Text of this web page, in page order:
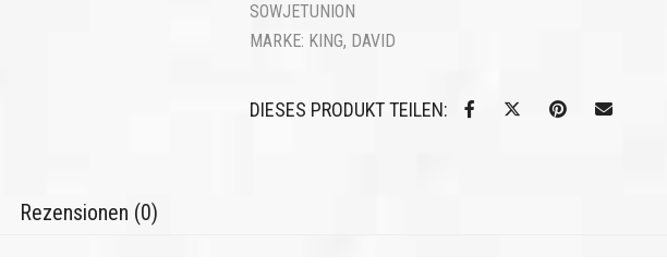
SOWJETUNION
MARKE: KING, DAVID
DIESES PRODUKT TEILEN:
Rezensionen (0)